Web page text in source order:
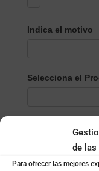
de
Para ofrecer las mejores
Indica el motivo
Selecciona el
Producto/Servicio